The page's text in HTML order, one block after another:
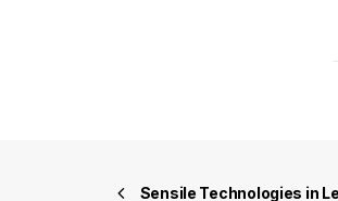
Sensile Technologies in